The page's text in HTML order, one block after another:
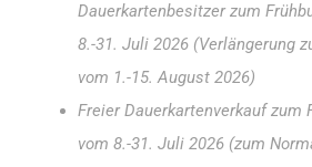
Dauerkartenbesitzer zum
8.-31. Juli 2026 (Verlängerung
vom 1.-15. August 2026)
Freier Dauerkartenverkauf zum
vom 8.-31. Juli 2026 (zum